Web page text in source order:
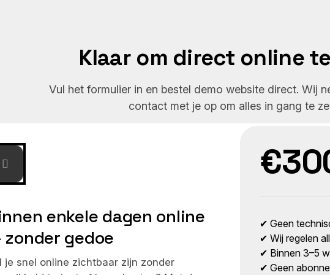
Klaar om direct online
Vul het formulier in en bestel demo website direct. Wij
contact met je op om alles in gang te
enkele dagen online
gedoe
je snel online zichtbaar zijn zonder
✔ Geen
✔ Wij regelen
✔ Binnen 3–5
✔ Geen